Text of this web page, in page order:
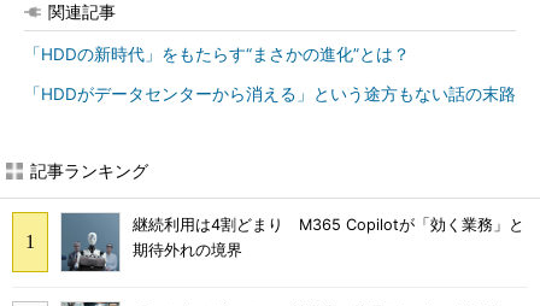
関連記事
「HDDの新時代」をもたらす“まさかの進化”とは？
「HDDがデータセンターから消える」という途方もない話の末路
記事ランキング
継続利用は4割どまり M365 Copilotが「効く業務」と
期待外れの境界